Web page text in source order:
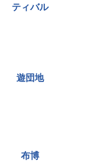
ティバル
遊団地
布博